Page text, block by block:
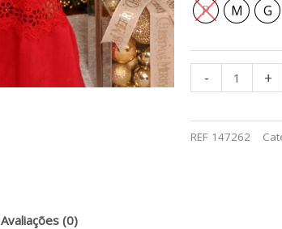
P M G
- +
REF 147262
Avaliações (0)